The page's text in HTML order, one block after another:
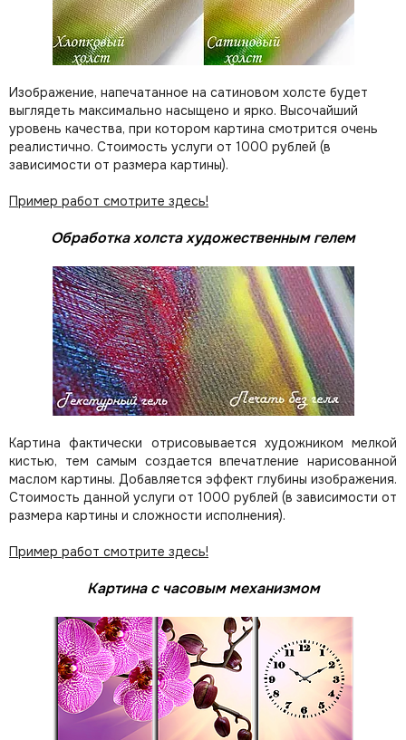
Изображение, напечатанное на сатиновом холсте будет
выглядеть максимально насыщено и ярко. Высочайший
уровень качества, при котором картина смотрится очень
реалистично. Стоимость услуги от 1000 рублей (в
зависимости от размера картины).
Пример работ смотрите здесь!
Обработка холста художественным гелем
Картина фактически отрисовывается художником мелкой
кистью, тем самым создается впечатление нарисованной
маслом картины. Добавляется эффект глубины изображения.
Стоимость данной услуги от 1000 рублей (в зависимости от
размера картины и сложности исполнения).
Пример работ смотрите здесь!
Картина с часовым механизмом